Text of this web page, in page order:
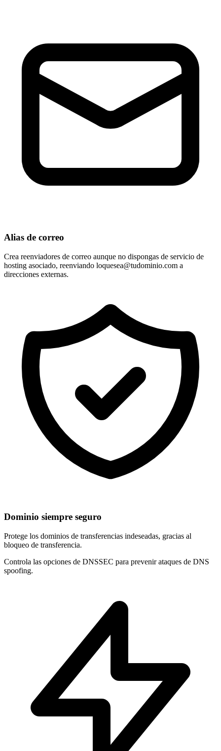
Alias de correo
Crea reenviadores de correo aunque no dispongas de servicio de
hosting asociado, reenviando loquesea@tudominio.com a
direcciones externas.
Dominio siempre seguro
Protege los dominios de transferencias indeseadas, gracias al
bloqueo de transferencia.
Controla las opciones de DNSSEC para prevenir ataques de DNS
spoofing.